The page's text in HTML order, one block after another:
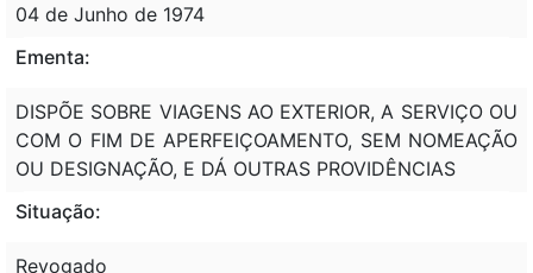
04 de Junho de 1974
Ementa:
DISPÕE SOBRE VIAGENS AO EXTERIOR, A SERVIÇO OU
COM O FIM DE APERFEIÇOAMENTO, SEM NOMEAÇÃO
OU DESIGNAÇÃO, E DÁ OUTRAS PROVIDÊNCIAS
Situação:
Revogado